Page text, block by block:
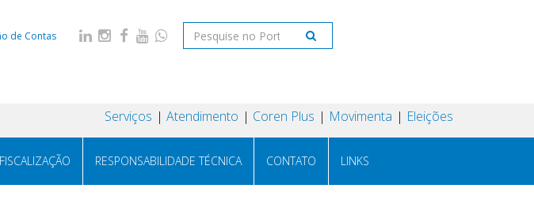
de Contas
Serviços Atendimento Coren Plus Movimenta Eleições
FISCALIZAÇÃO RESPONSABILIDADE TÉCNICA CONTATO LINKS